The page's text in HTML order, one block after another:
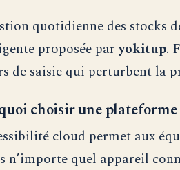
quotidienne des stocks
proposée paryokitup.
de saisie qui perturbent la
choisir une
cloud permet aux
n’importe quel appareil